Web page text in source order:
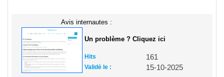
Avis internautes :
Un problème ? Cliquez ici
Hits 161
Validé le :
15-10-2025